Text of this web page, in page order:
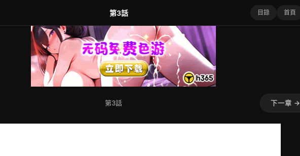
第3話 目錄 首頁
第3話 下一章 →